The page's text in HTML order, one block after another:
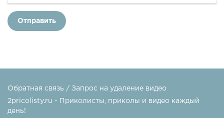
Отправить
Обратная связь / Запрос на удаление видео
2pricolisty.ru - Приколисты, приколы и видео каждый
день!